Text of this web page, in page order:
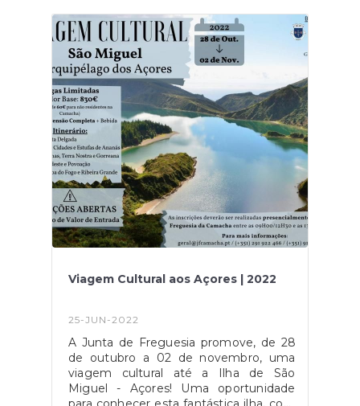
912 624 504- geral@jfcamacha.pt
Viagem Cultural aos Açores | 2022
25-JUN-2022
A Junta de Freguesia promove, de 28
de outubro a 02 de novembro, uma
viagem cultural até a Ilha de São
Miguel - Açores! Uma oportunidade